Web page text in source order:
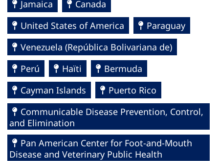
Jamaica
Canada
United States of America
Paraguay
Venezuela (República Bolivariana de)
Perú
Haïti
Bermuda
Cayman Islands
Puerto Rico
Communicable Disease Prevention, Control,
and Elimination
Pan American Center for Foot-and-Mouth
Disease and Veterinary Public Health